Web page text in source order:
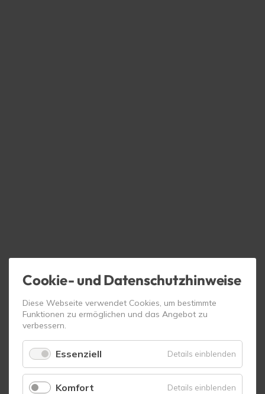
Cookie- und Datenschutzhinweise
Diese Webseite verwendet Cookies, um bestimmte
Funktionen zu ermöglichen und das Angebot zu
verbessern.
Essenziell Details einblenden
Komfort Details einblenden